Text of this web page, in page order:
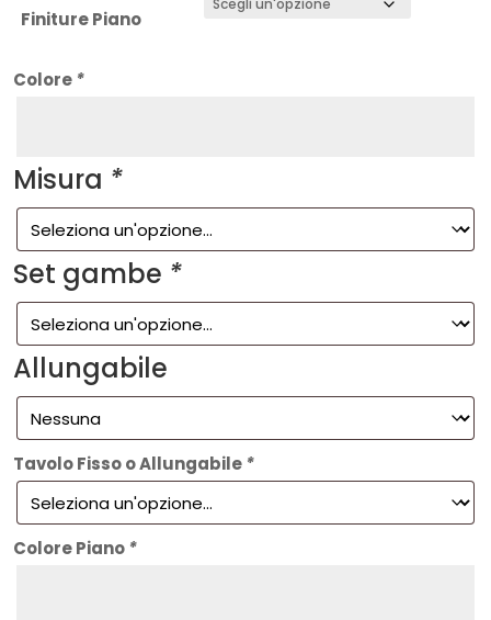
Finiture Piano
Colore *
Misura *
Set gambe *
Allungabile
Tavolo Fisso o Allungabile *
Colore Piano *